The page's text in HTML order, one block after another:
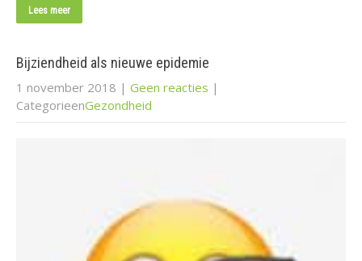
Lees meer
Bijziendheid als nieuwe epidemie
1 november 2018 | Geen reacties |
CategorieenGezondheid